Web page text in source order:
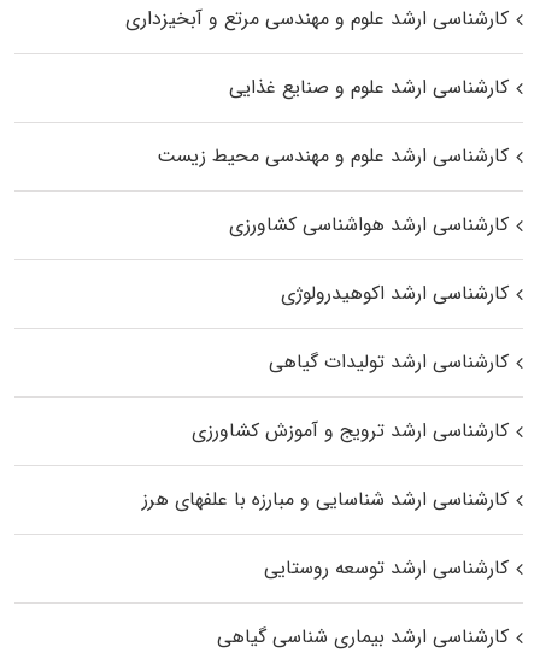
کارشناسی ارشد علوم و مهندسی مرتع و آبخیزداری
کارشناسی ارشد علوم و صنایع غذایی
کارشناسی ارشد علوم و مهندسی محیط زیست
کارشناسی ارشد هواشناسی کشاورزی
کارشناسی ارشد اکوهیدرولوژی
کارشناسی ارشد تولیدات گیاهی
کارشناسی ارشد ترویج و آموزش کشاورزی
کارشناسی ارشد شناسایی و مبارزه با علفهای هرز
کارشناسی ارشد توسعه روستایی
کارشناسی ارشد بیماری‌ شناسی گیاهی